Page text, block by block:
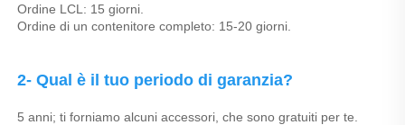
Ordine LCL: 15 giorni.
Ordine di un contenitore completo: 15-20 giorni.
2- Qual è il tuo periodo di garanzia?
5 anni; ti forniamo alcuni accessori, che sono gratuiti per te.